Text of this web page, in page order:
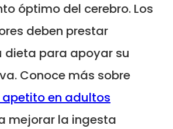
óptimo del cerebro. Los
deben prestar
dieta para apoyar su
Conoce más sobre
en adultos
mejorar la ingesta